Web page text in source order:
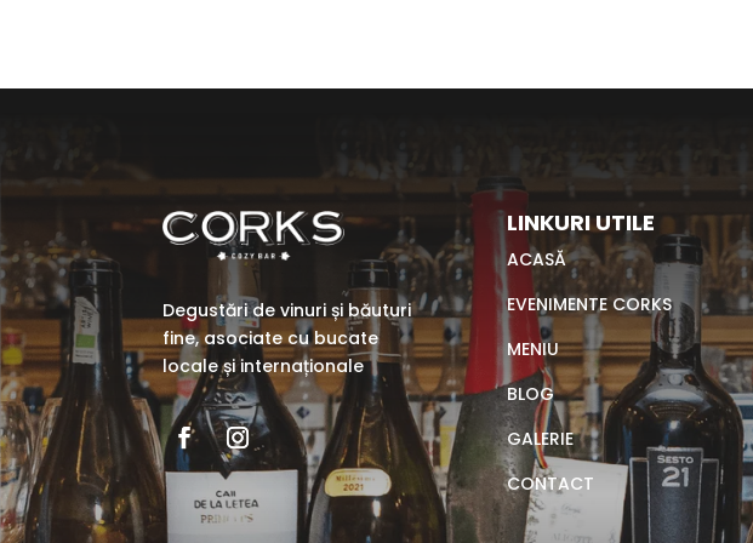
Degustări de vinuri și băuturi
fine, asociate cu bucate
locale și internaționale
LINKURI UTILE
ACASĂ
EVENIMENTE CORKS
MENIU
BLOG
GALERIE
CONTACT